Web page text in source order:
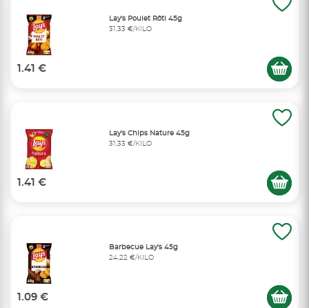
Lay's Poulet Rôti 45g
31,33 €/KILO
1.41 €
Lay's Chips Nature 45g
31,33 €/KILO
1.41 €
Barbecue Lay's 45g
24,22 €/KILO
1.09 €